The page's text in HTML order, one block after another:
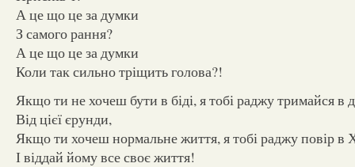
А це що це за думки
З самого рання?
А це що це за думки
Коли так сильно тріщить голова?!
Якщо ти не хочеш бути в біді, я тобі раджу тримайся в
Від цієї єрунди,
Якщо ти хочеш нормальне життя, я тобі раджу повір в
І віддай йому все своє життя!